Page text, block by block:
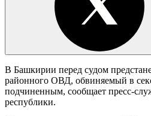
В Башкирии перед судом
районного ОВД, обвиняемый в
подчиненным, сообщает пресс-
республики.